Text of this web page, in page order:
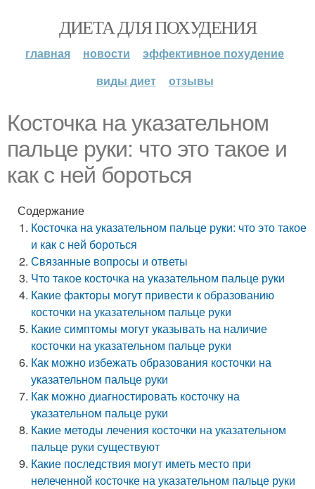
ДИЕТА ДЛЯ ПОХУДЕНИЯ
главная новости
эффективное похудение
виды диет
отзывы
Косточка на указательном
пальце руки: что это такое и
как с ней бороться
Содержание
Косточка на указательном пальце руки: что это такое
и как с ней бороться
Связанные вопросы и ответы
Что такое косточка на указательном пальце руки
Какие факторы могут привести к образованию
косточки на указательном пальце руки
Какие симптомы могут указывать на наличие
косточки на указательном пальце руки
Как можно избежать образования косточки на
указательном пальце руки
Как можно диагностировать косточку на
указательном пальце руки
Какие методы лечения косточки на указательном
пальце руки существуют
Какие последствия могут иметь место при
нелеченной косточке на указательном пальце руки